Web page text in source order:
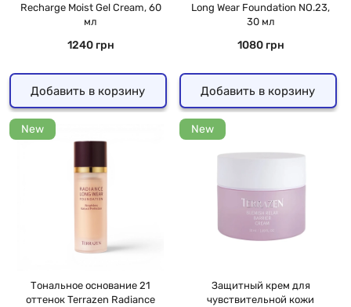
Recharge Moist Gel Cream, 60
мл
1240 грн
Добавить в корзину
Long Wear Foundation NO.23,
30 мл
1080 грн
Добавить в корзину
New
Тональное основание 21
оттенок Terrazen Radiance
New
Защитный крем для
чувствительной кожи